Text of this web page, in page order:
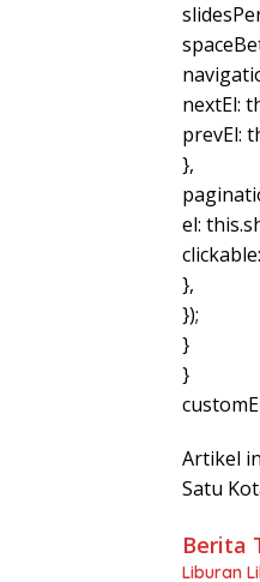
nextEl:
prevEl:
},
el:
},
});
}
}
Artikel
Satu
Berita
Liburan